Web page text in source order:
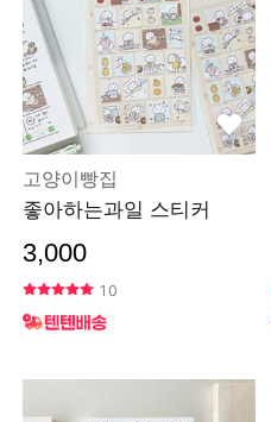
고양이빵집
좋아하는과일 스티커
3,000
10